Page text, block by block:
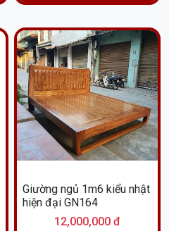
Giường ngủ 1m6 kiểu nhật
hiện đại GN164
12,000,000 đ